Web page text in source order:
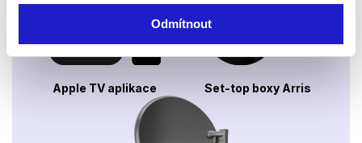
Odmítnout
Apple TV aplikace Set-top boxy Arris